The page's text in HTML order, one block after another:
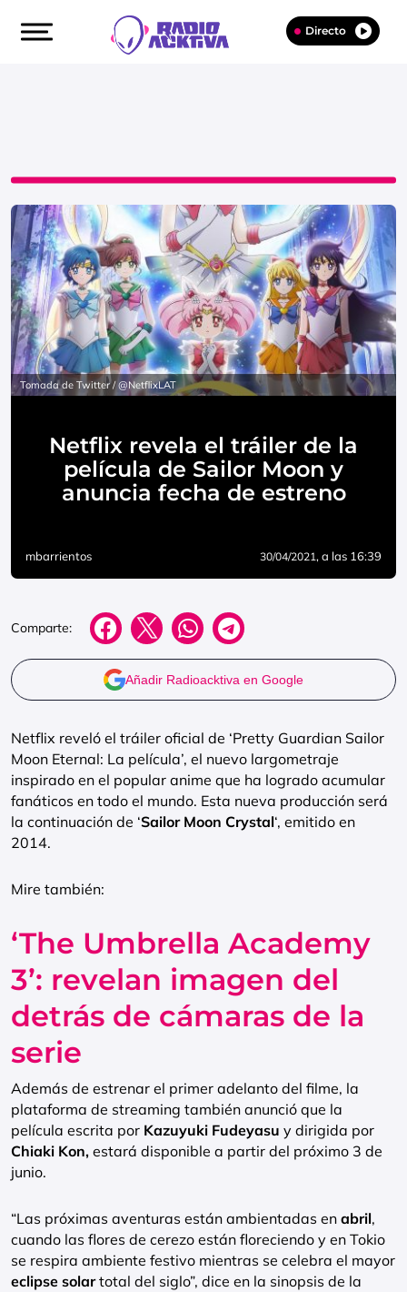
Directo
Tomada de Twitter / @NetflixLAT
Netflix revela el tráiler de la
película de Sailor Moon y
anuncia fecha de estreno
mbarrientos 30/04/2021, a las 16:39
Comparte:
Añadir Radioacktiva en Google
Netflix reveló el tráiler oficial de ‘Pretty Guardian Sailor
Moon Eternal: La película’, el nuevo largometraje
inspirado en el popular anime que ha logrado acumular
fanáticos en todo el mundo. Esta nueva producción será
la continuación de ‘Sailor Moon Crystal‘, emitido en
2014.
Mire también:
‘The Umbrella Academy
3’: revelan imagen del
detrás de cámaras de la
serie
Además de estrenar el primer adelanto del filme, la
plataforma de streaming también anunció que la
película escrita por Kazuyuki Fudeyasu y dirigida por
Chiaki Kon, estará disponible a partir del próximo 3 de
junio.
“Las próximas aventuras están ambientadas en abril,
cuando las flores de cerezo están floreciendo y en Tokio
se respira ambiente festivo mientras se celebra el mayor
eclipse solartotal del siglo”, dice en la sinopsis de la